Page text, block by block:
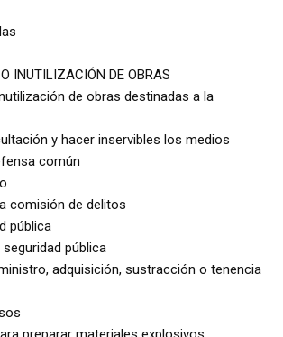
INUTILIZACIÓN DE OBRAS
de obras destinadas a la
y hacer inservibles los medios
común
comisión de delitos
pública
pública
adquisición, sustracción o tenencia